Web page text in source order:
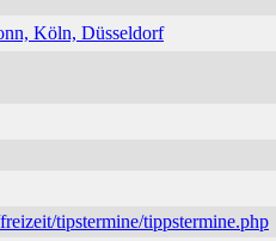
Köln, Düsseldorf
tipstermine/tippstermine.php